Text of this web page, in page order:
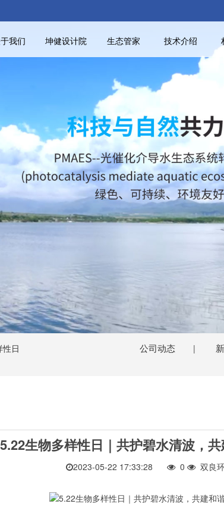
我们 坤健设计院 生态管家 技术介绍
日
公司动态 |
5.22生物多样性日｜共护碧水清波，共
2023-05-22 17:33:28 0 双良